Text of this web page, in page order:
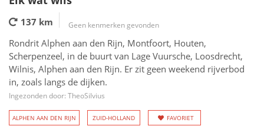
137 km Geen kenmerken gevonden
Rondrit Alphen aan den Rijn, Montfoort, Houten,
Scherpenzeel, in de buurt van Lage Vuursche, Loosdrecht,
Wilnis, Alphen aan den Rijn. Er zit geen weekend rijverbod
in, zoals langs de dijken.
Ingezonden door: TheoSilvius
ALPHEN AAN DEN RIJN ZUID-HOLLAND FAVORIET